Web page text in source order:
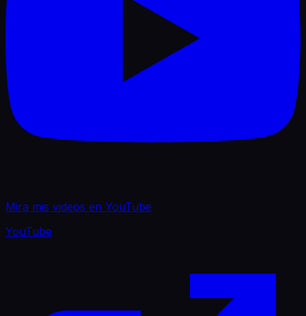
Mira mis videos en YouTube
YouTube